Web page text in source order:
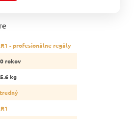
- profesionálne regály
rokov
kg